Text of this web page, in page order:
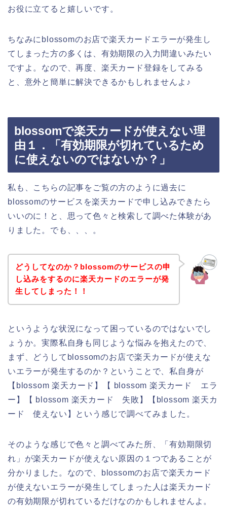
お役に立てると嬉しいです。
ちなみにblossomのお店で楽天カードエラーが発生し
てしまった方の多くは、有効期限の入力間違いみたい
ですよ。なので、再度、楽天カード登録をしてみる
と、意外と簡単に解決できるかもしれませんよ♪
blossomで楽天カードが使えない理
由１．「有効期限が切れているため
に使えないのではないか？」
私も、こちらの記事をご覧の方のように過去に
blossomのサービスを楽天カードで申し込みできたら
いいのに！と、思って色々と検索して調べた体験があ
りました。でも、、、。
どうしてなのか？blossomのサービスの申
し込みをするのに楽天カードのエラーが発
生してしまった！！
というような状況になって困っているのではないでし
ょうか。実際私自身も同じような悩みを抱えたので、
まず、どうしてblossomのお店で楽天カードが使えな
いエラーが発生するのか？ということで、私自身が
【blossom 楽天カード】【 blossom 楽天カード エラ
ー】【 blossom 楽天カード 失敗】【blossom 楽天カ
ード 使えない】という感じで調べてみました。
そのような感じで色々と調べてみた所、「有効期限切
れ」が楽天カードが使えない原因の１つであることが
分かりました。なので、blossomのお店で楽天カード
が使えないエラーが発生してしまった人は楽天カード
の有効期限が切れているだけなのかもしれませんよ。